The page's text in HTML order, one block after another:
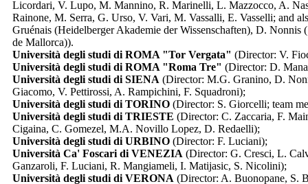
Licordari, V. Lupo, M. Mannino, R. Marinelli, L. Mazzocco, A.
Rainone, M. Serra, G. Urso, V. Vari, M. Vassalli, E. Vasselli; and
Gruénais (Heidelberger Akademie der Wissenschaften), D.
de Mallorca)).
Università degli studi di ROMA "Tor Vergata" (Director: V.
Università degli studi di ROMA "Roma Tre" (Director: D.
Università degli studi di SIENA (Director: M.G. Granino, D.
Giacomo, V. Pettirossi, A. Rampichini, F. Squadroni);
Università degli studi di TORINO (Director: S. Giorcelli; team
Università degli studi di TRIESTE (Director: C. Zaccaria, F.
Cigaina, C. Gomezel, M.A. Novillo Lopez, D. Redaelli);
Università degli studi di URBINO (Director: F. Luciani);
Università Ca' Foscari di VENEZIA (Director: G. Cresci, L.
Ganzaroli, F. Luciani, R. Mangiameli, I. Matijasic, S. Nicolini);
Università degli studi di VERONA (Director: A. Buonopane, S.